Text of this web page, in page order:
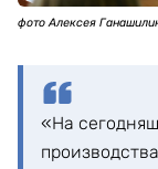
фото Алексея
«На